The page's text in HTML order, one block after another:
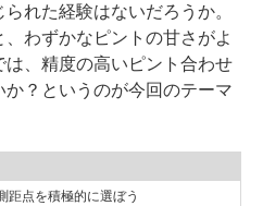
れた経験はないだろうか。
わずかなピントの甘さがよ
は、精度の高いピント合わせ
？というのが今回のテーマ
距点を積極的に選ぼう